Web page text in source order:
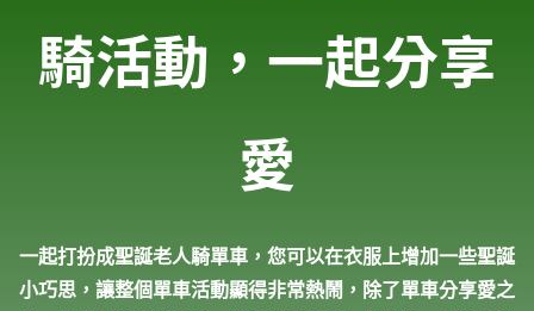
騎活動，一起分享
愛
一起打扮成聖誕老人騎單車，您可以在衣服上增加一些聖誕
小巧思，讓整個單車活動顯得非常熱鬧，除了單車分享愛之